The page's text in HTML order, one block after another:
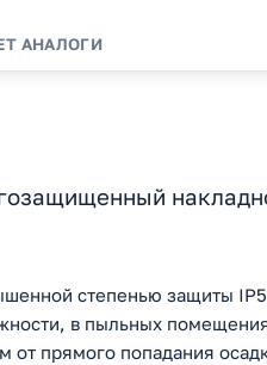
АНАЛОГИ
степенью защиты
в пыльных
прямого попадания